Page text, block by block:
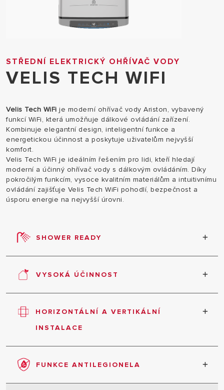
STŘEDNÍ ELEKTRICKÝ OHŘÍVAČ VODY
VELIS TECH WIFI
Velis Tech WiFi je moderní ohřívač vody Ariston, vybavený
funkcí WiFi, která umožňuje dálkové ovládání zařízení.
Kombinuje elegantní design, inteligentní funkce a
energetickou účinnost a poskytuje uživatelům nejvyšší
komfort.
Velis Tech WiFi je ideálním řešením pro lidi, kteří hledají
moderní a účinný ohřívač vody s dálkovým ovládáním. Díky
pokročilým funkcím, vysoce kvalitním materiálům a intuitivnímu
ovládání zajišťuje Velis Tech WiFi pohodlí, bezpečnost a
úsporu energie na nejvyšší úrovni.
SHOWER READY
Oznámí vám, kdy je k dispozici teplá voda pro vaši
první sprchu.
VYSOKÁ ÚČINNOST
Produkt vyznačující se vysokou energetickou
účinností, nízkou spotřebou energie a šetrností k
životnímu prostředí
HORIZONTÁLNÍ A VERTIKÁLNÍ
INSTALACE
Možnost instalace vertikálně i horizontálně.
FUNKCE ANTILEGIONELA
V zájmu vašeho zdraví a pohodlí jednou měsíčně